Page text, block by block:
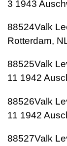
3 1943
88524Valk
Rotterdam,
88525Valk
11 1942
88526Valk
11 1942
88527Valk